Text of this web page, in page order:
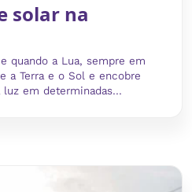
solar na
quando a Lua, sempre em
a Terra e o Sol e encobre
em determinadas...